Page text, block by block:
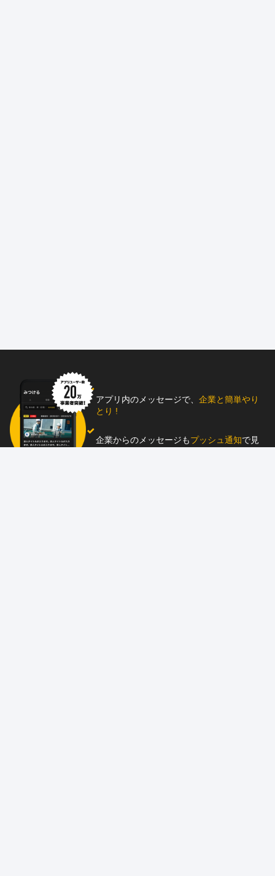
アプリ内のメッセージで、 企業と簡単やり
とり !
企業からのメッセージもプッシュ通知で見